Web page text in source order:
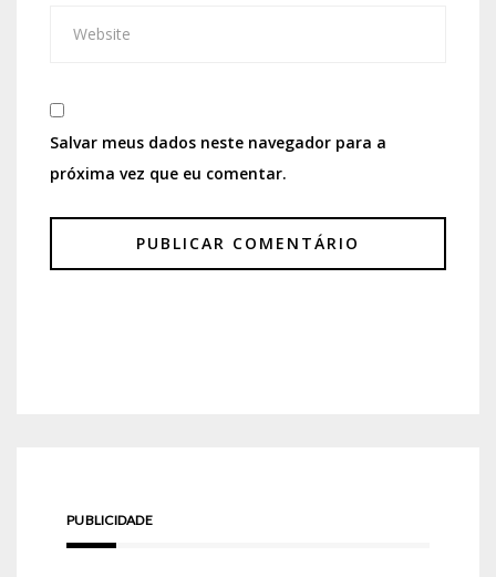
Salvar meus dados neste navegador para a
próxima vez que eu comentar.
PUBLICIDADE